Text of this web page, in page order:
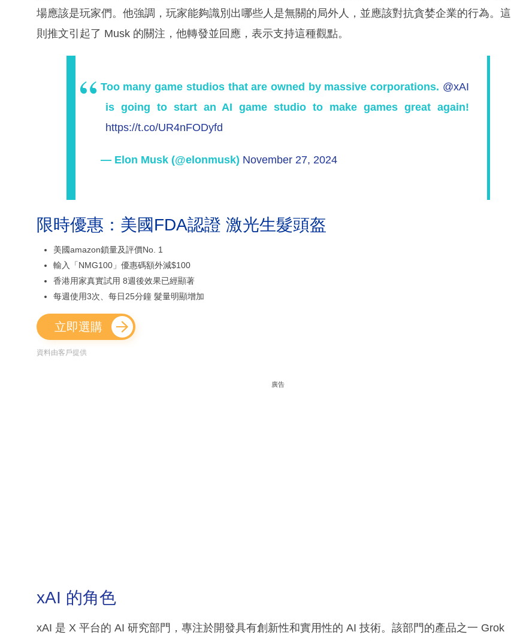
場應該是玩家們。他強調，玩家能夠識別出哪些人是無關的局外人，並應該對抗貪婪企業的行為。這
則推文引起了 Musk 的關注，他轉發並回應，表示支持這種觀點。
Too many game studios that are owned by massive corporations. @xAI
is going to start an AI game studio to make games great again!
https://t.co/UR4nFODyfd
— Elon Musk (@elonmusk) November 27, 2024
限時優惠：美國FDA認證 激光生髮頭盔
美國amazon鎖量及評價No. 1
輸入「NMG100」優惠碼額外減$100
香港用家真實試用 8週後效果已經顯著
每週使用3次、每日25分鐘 髮量明顯增加
立即選購
資料由客戶提供
廣告
xAI 的角色
xAI 是 X 平台的 AI 研究部門，專注於開發具有創新性和實用性的 AI 技術。該部門的產品之一 Grok